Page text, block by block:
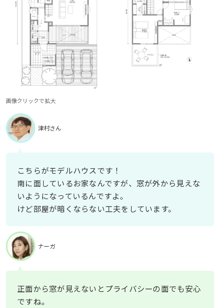
画像クリックで拡大
津村さん
こちらがモデルハウスです！
南に面しているお家なんですが、窓が外から見えな
いようになっているんですよ。
けど部屋が暗くならない工夫をしています。
ナーガ
正面から窓が見えないとプライバシーの面でも安心
ですね。